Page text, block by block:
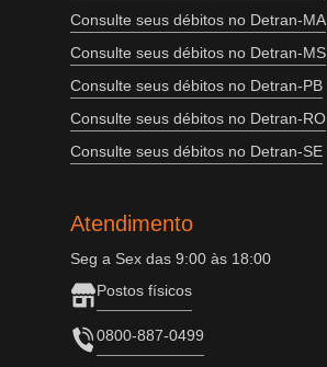
Consulte seus débitos no Detran-MA
Consulte seus débitos no Detran-MS
Consulte seus débitos no Detran-PB
Consulte seus débitos no Detran-RO
Consulte seus débitos no Detran-SE
Atendimento
Seg a Sex das 9:00 às 18:00
Postos físicos
0800-887-0499